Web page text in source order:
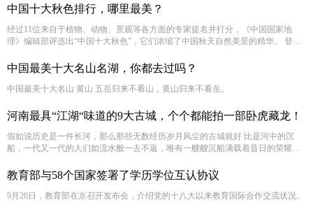
境外久劝不归及失联人员户籍依法提请按照程序进行注销。
中国十大秋色排行，哪里最美？
经过11位来自于植物、动物、景观等各方面的专家提名并打分，《中国国家地
理》编辑部评选出“中国十大秋色”，它们浓缩了中国秋天自然美景的精华。 登峰
中国最美十大名山名湖，你都去过吗？
中国最美十大名山 黄山 五岳归来不看山，黄山归来不看岳。
河南最具“江湖“味道的9大古城，个个都能拍一部卧虎藏龙！
假如说历史是一件长河，那么那些无数经历岁月风尘的古城就好 比是河中的沉
船，一代又一代的人们如流水般一去不返，唯有一艘艘沉船满载着昔日的荣耀与
我们一并看看最具江湖味道的九座古城，感受曾经的繁华“江湖”。
教育部与58个国家签署了学历学位互认协议
9月20日，教育部在京召开发布会，介绍党的十八大以来教育国际合作交流状况。